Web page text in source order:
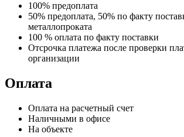
100% предоплата
50% предоплата, 50% по факту
металлопроката
100 % оплата по факту поставки
Отсрочка платежа после проверки
организации
Оплата
Оплата на расчетный счет
Наличными в офисе
На объекте